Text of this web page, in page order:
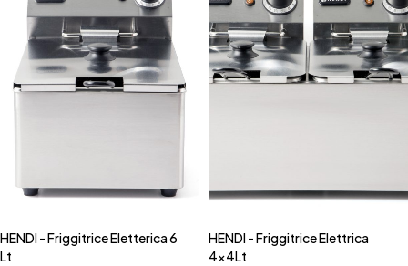
HENDI - Friggitrice Eletterica 6
Lt
HENDI - Friggitrice Elettrica
4x4Lt